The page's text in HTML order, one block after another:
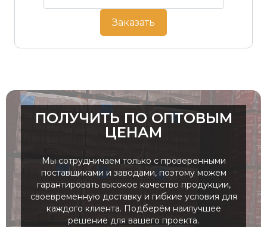
Заказать
ПОЛУЧИТЬ ПО ОПТОВЫМ
ЦЕНАМ
Мы сотрудничаем только с проверенными
поставщиками и заводами, поэтому можем
гарантировать высокое качество продукции,
своевременную доставку и гибкие условия для
каждого клиента. Подберём наилучшее
решение для вашего проекта.